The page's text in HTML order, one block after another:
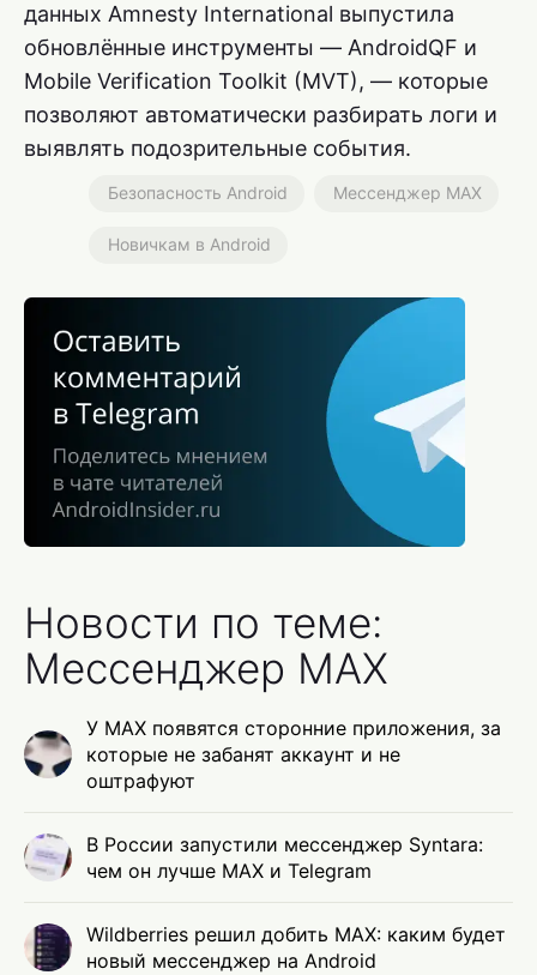
данных Amnesty International выпустила
обновлённые инструменты — AndroidQF и
Mobile Verification Toolkit (MVT), — которые
позволяют автоматически разбирать логи и
выявлять подозрительные события.
Безопасность Android Мессенджер MAX
Новичкам в Android
Новости по теме:
Мессенджер MAX
У MAX появятся сторонние приложения, за
которые не забанят аккаунт и не
оштрафуют
В России запустили мессенджер Syntara:
чем он лучше MAX и Telegram
Wildberries решил добить MAX: каким будет
новый мессенджер на Android